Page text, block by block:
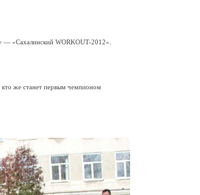
— «Сахалинский WORKOUT-2012».
же станет первым чемпионом